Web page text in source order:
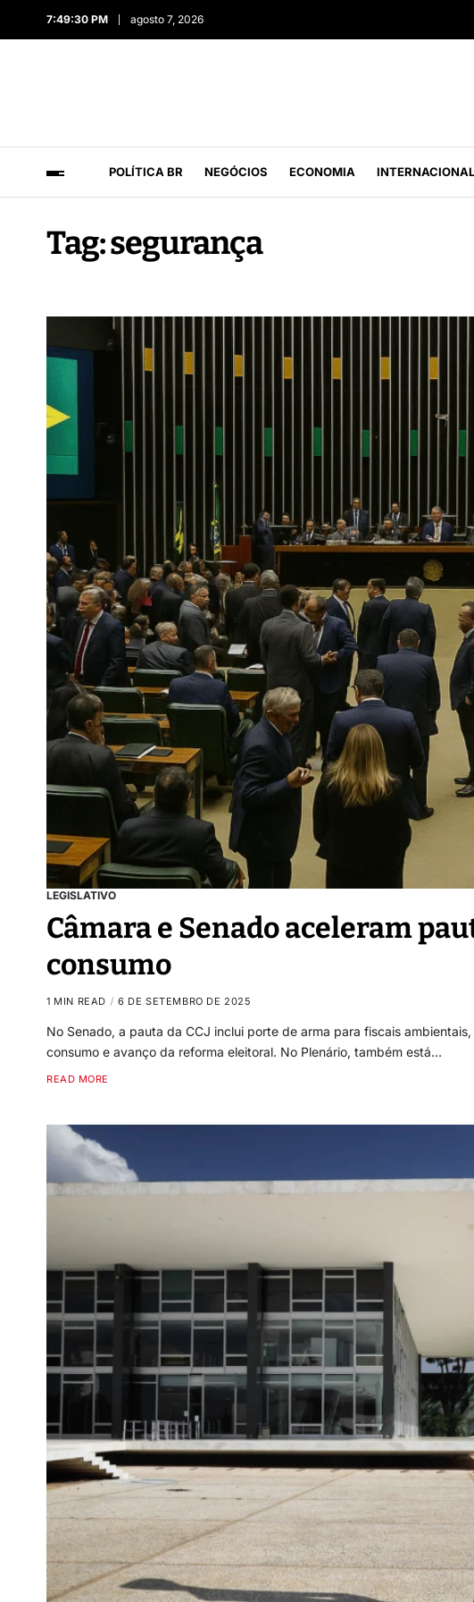
7:49:31 PM agosto 7, 2026
POLÍTICA BR NEGÓCIOS ECONOMIA INTERNACIONAL
Tag:segurança
LEGISLATIVO
Câmara e Senado aceleram
consumo
1 MIN READ 6 DE SETEMBRO DE 2025
No Senado, a pauta da CCJ inclui porte de arma para fiscais
consumo e avanço da reforma eleitoral. No Plenário, também está…
READ MORE